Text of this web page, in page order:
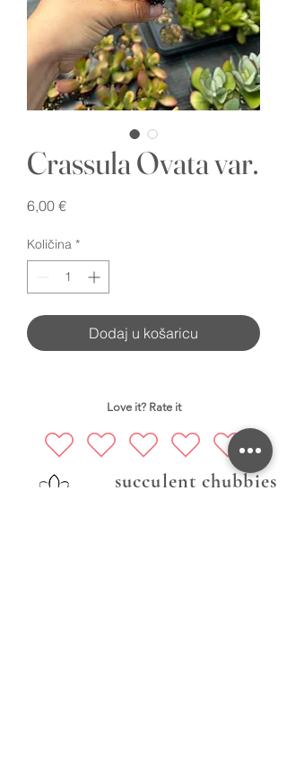
Crassula Ovata var.
6,00 €Cijena
Količina *
Dodaj u košaricu
Love it? Rate it
succulent chubbies